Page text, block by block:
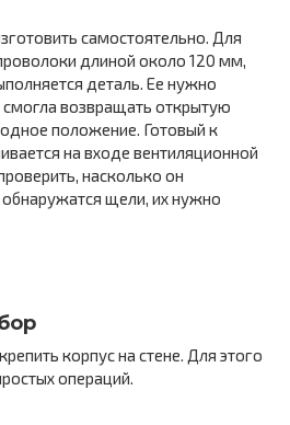
самостоятельно. Для
длиной около 120 мм,
деталь. Ее нужно
смогла возвращать открытую
положение. Готовый к
на входе вентиляционной
насколько он
обнаружатся щели, их нужно
корпус на стене. Для этого
операций.